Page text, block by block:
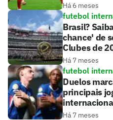
Há 6 meses
futebol
Brasil?
chance' de
Clubes de
Há 7 meses
futebol
Duelos
principais
Há 7 meses